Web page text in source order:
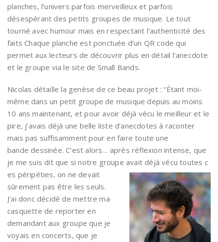
planches, l’univers parfois merveilleux et parfois
désespérant des petits groupes de musique. Le tout
tourné avec humour mais en respectant l’authenticité des
faits Chaque planche est ponctuée d’un QR code qui
permet aux lecteurs de découvrir plus en détail l’anecdote
et le groupe via le site de Small Bands.
Nicolas détaille la genèse de ce beau projet : “Étant moi-
même dans un petit groupe de musique depuis au moins
10 ans maintenant, et pour avoir déjà vécu le meilleur et le
pire, j’avais déjà une belle liste d’anecdotes à raconter
mais pas suffisamment pour en faire toute une
bande dessinée. C’est alors… après réflexion intense, que
je me suis dit que si notre groupe avait déjà vécu toutes c
es péripéties, on ne devait
sûrement pas être les seuls.
J’ai donc décidé de mettre ma
casquette de reporter en
demandant aux groupe que je
voyais en concerts, que je